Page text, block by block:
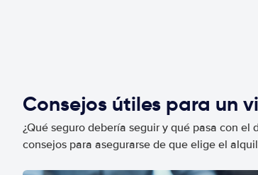
Consejos útiles para un
¿Qué seguro debería seguir y qué pasa con
consejos para asegurarse de que elige el